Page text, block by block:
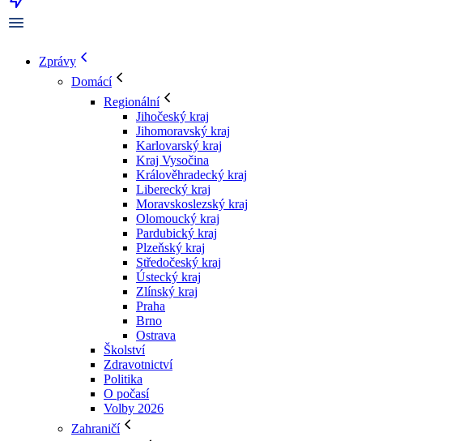
Zprávy
Domácí
Regionální
Jihočeský kraj
Jihomoravský kraj
Karlovarský kraj
Kraj Vysočina
Králověhradecký kraj
Liberecký kraj
Moravskoslezský kraj
Olomoucký kraj
Pardubický kraj
Plzeňský kraj
Středočeský kraj
Ústecký kraj
Zlínský kraj
Praha
Brno
Ostrava
Školství
Zdravotnictví
Politika
O počasí
Volby 2026
Zahraničí